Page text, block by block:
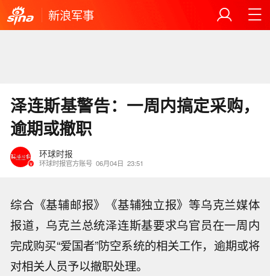
新浪军事
泽连斯基警告：一周内搞定采购，
逾期或撤职
环球时报
环球时报官方账号 06月04日 23:51
综合《基辅邮报》《基辅独立报》等乌克兰媒体
报道，乌克兰总统泽连斯基要求乌官员在一周内
完成购买“爱国者”防空系统的相关工作，逾期或将
对相关人员予以撤职处理。